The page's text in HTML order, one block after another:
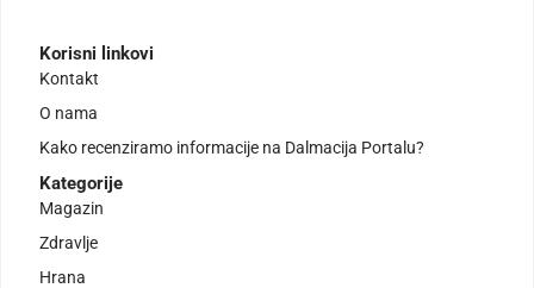
Korisni linkovi
Kontakt
O nama
Kako recenziramo informacije na Dalmacija Portalu?
Kategorije
Magazin
Zdravlje
Hrana